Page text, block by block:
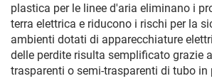
plastica per le linee d'aria eliminano i
terra elettrica e riducono i rischi per la
ambienti dotati di apparecchiature
delle perdite risulta semplificato grazie
trasparenti o semi-trasparenti di tubo in